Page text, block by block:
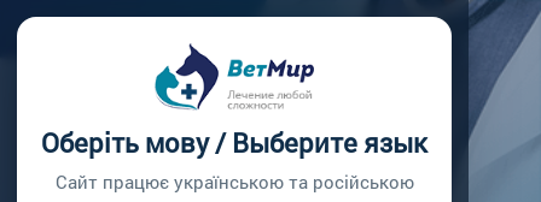
Оберіть мову / Выберите язык
Сайт працює українською та російською
ЕЖЕГОДНАЯ